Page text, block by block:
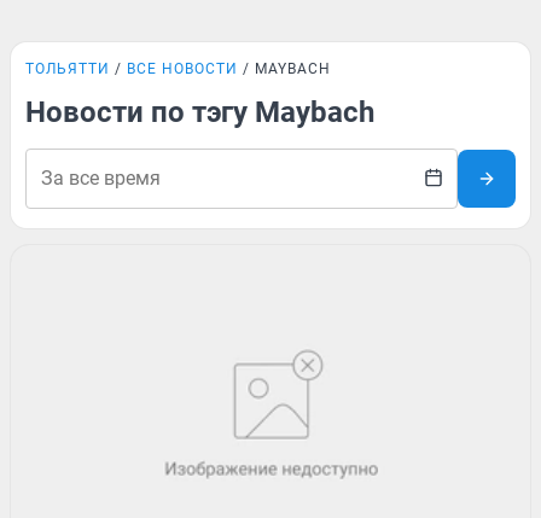
ТОЛЬЯТТИ ВСЕ НОВОСТИ MAYBACH
Новости по тэгу Maybach